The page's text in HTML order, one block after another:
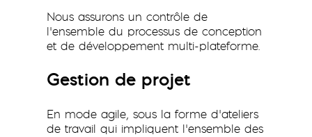
Nous assurons un contrôle de
l’ensemble du processus de conception
et de développement multi-plateforme.
Gestion de projet
En mode agile, sous la forme d’ateliers
de travail qui impliquent l’ensemble des